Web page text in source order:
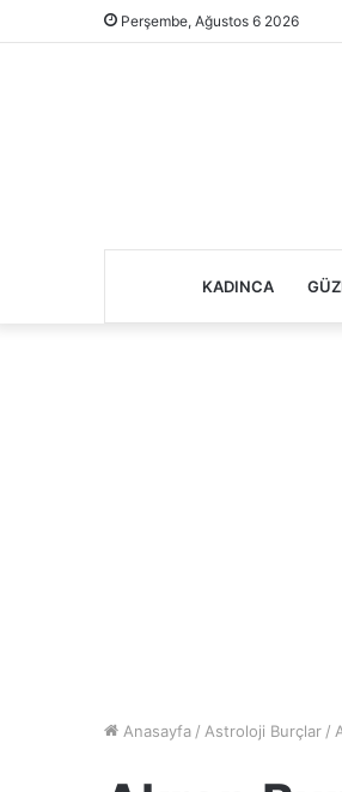
Perşembe, Ağustos 6 2026
KADINCA
Anasayfa / Astroloji Burçlar /